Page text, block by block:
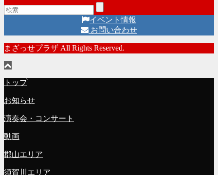
イベント情報
お問い合わせ
まざっせプラザ All Rights Reserved.
トップ
お知らせ
演奏会・コンサート
動画
郡山エリア
須賀川エリア